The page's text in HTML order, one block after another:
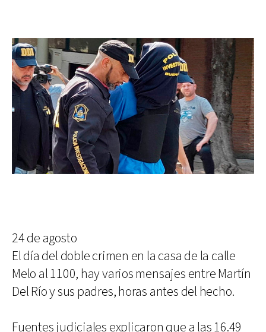
24 de agosto
El día del doble crimen en la casa de la calle
Melo al 1100, hay varios mensajes entre Martín
Del Río y sus padres, horas antes del hecho.
Fuentes judiciales explicaron que a las 16.49